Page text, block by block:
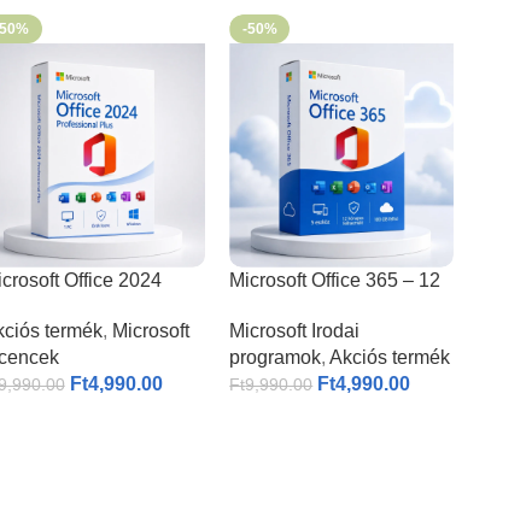
Office 2024
termék, Microsoft
Ft4,990.00
-50%
Microsoft Office 365 – 12
eszköz
Microsoft Irodai
programok, Akciós termék
Ft9,990.00 Ft4,990.00